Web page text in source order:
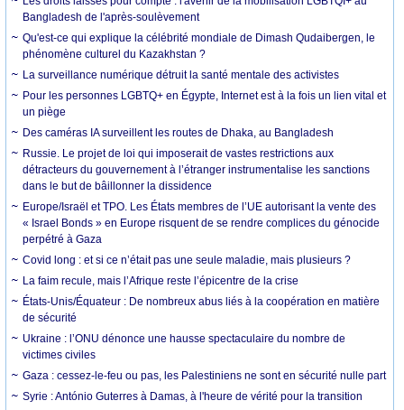
Bangladesh de l'après-soulèvement
Qu'est-ce qui explique la célébrité mondiale de Dimash Qudaibergen, le
phénomène culturel du Kazakhstan ?
La surveillance numérique détruit la santé mentale des activistes
Pour les personnes LGBTQ+ en Égypte, Internet est à la fois un lien vital et
un piège
Des caméras IA surveillent les routes de Dhaka, au Bangladesh
Russie. Le projet de loi qui imposerait de vastes restrictions aux
détracteurs du gouvernement à l’étranger instrumentalise les sanctions
dans le but de bâillonner la dissidence
Europe/Israël et TPO. Les États membres de l’UE autorisant la vente des
« Israel Bonds » en Europe risquent de se rendre complices du génocide
perpétré à Gaza
Covid long : et si ce n’était pas une seule maladie, mais plusieurs ?
La faim recule, mais l’Afrique reste l’épicentre de la crise
États-Unis/Équateur : De nombreux abus liés à la coopération en matière
de sécurité
Ukraine : l’ONU dénonce une hausse spectaculaire du nombre de
victimes civiles
Gaza : cessez-le-feu ou pas, les Palestiniens ne sont en sécurité nulle part
Syrie : António Guterres à Damas, à l'heure de vérité pour la transition